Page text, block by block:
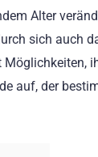
Alter
sich auch
Möglichkeiten,
auf, der